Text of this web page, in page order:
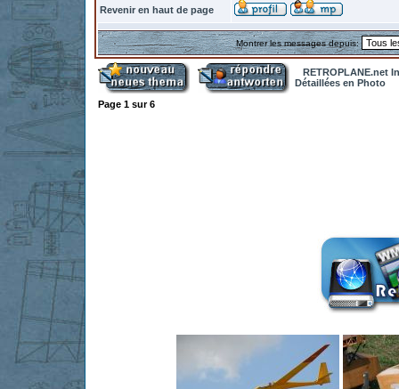
Revenir en haut de page
Montrer les messages depuis:
RETROPLANE.net
Détaillées en Photo
Page 1 sur6